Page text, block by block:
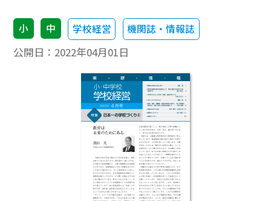
小 中 学校経営 機関誌・情報誌
公開日： 2022年04月01日